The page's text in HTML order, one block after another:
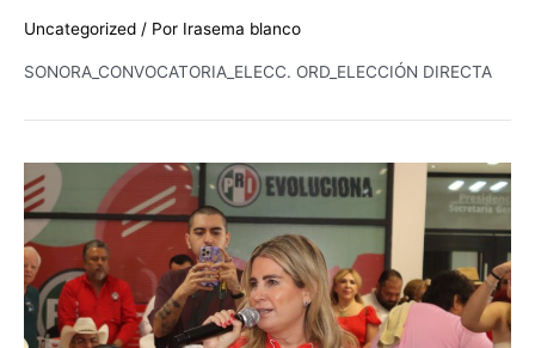
Uncategorized / Por Irasema blanco
SONORA_CONVOCATORIA_ELECC. ORD_ELECCIÓN DIRECTA
Sonorenses
merecen
certeza
y
transparencia